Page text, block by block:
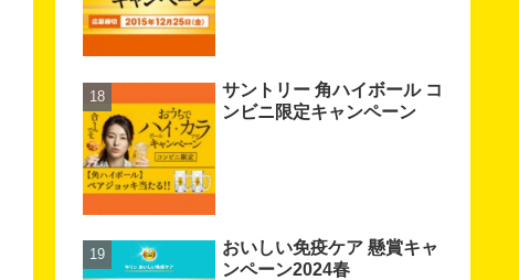
サントリー 角ハイボール コ
ンビニ限定キャンペーン
おいしい免疫ケア 懸賞キャ
ンペーン2024春